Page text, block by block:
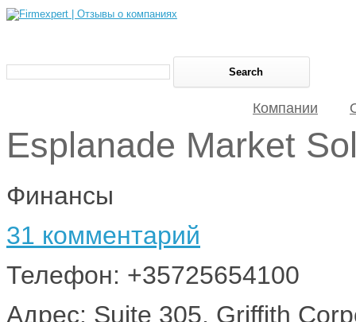
Компании
Esplanade Market
Финансы
31 комментарий
Телефон: +35725654100
Адрес: Suite 305, Griffith